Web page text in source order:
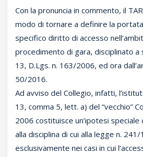
Con la pronuncia in commento, il
modo di tornare a definire la
specifico diritto di accesso
procedimento di gara, disciplinato a
13, D.Lgs. n. 163/2006, ed ora
50/2016.
Ad avviso del Collegio, infatti,
13, comma 5, lett. a) del “vecchio”
2006 costituisce un’ipotesi
alla disciplina di cui alla legge n.
esclusivamente nei casi in cui